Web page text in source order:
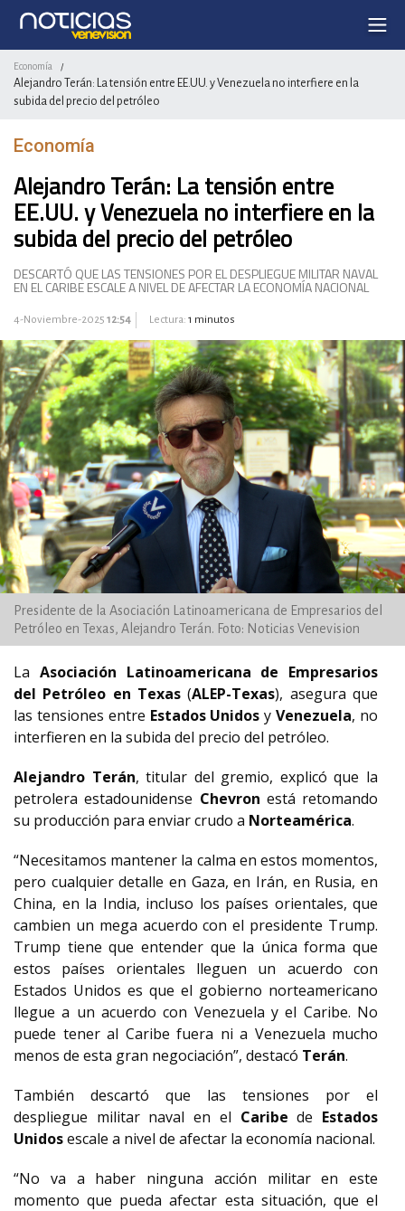
Economía /
Alejandro Terán: La tensión entre EE.UU. y Venezuela no interfiere en la
subida del precio del petróleo
Economía
Alejandro Terán: La tensión entre
EE.UU. y Venezuela no interfiere en la
subida del precio del petróleo
DESCARTÓ QUE LAS TENSIONES POR EL DESPLIEGUE MILITAR NAVAL
EN EL CARIBE ESCALE A NIVEL DE AFECTAR LA ECONOMÍA NACIONAL
4-Noviembre-2025 12:54 Lectura: 1 minutos
Presidente de la Asociación Latinoamericana de Empresarios del
Petróleo en Texas, Alejandro Terán. Foto: Noticias Venevision
La Asociación Latinoamericana de Empresarios
del Petróleo en Texas (ALEP-Texas), asegura que
las tensiones entre Estados Unidos yVenezuela, no
interfieren en la subida del precio del petróleo.
Alejandro Terán, titular del gremio, explicó que la
petrolera estadounidense Chevron está retomando
su producción para enviar crudo a Norteamérica.
“Necesitamos mantener la calma en estos momentos,
pero cualquier detalle en Gaza, en Irán, en Rusia, en
China, en la India, incluso los países orientales, que
cambien un mega acuerdo con el presidente Trump.
Trump tiene que entender que la única forma que
estos países orientales lleguen un acuerdo con
Estados Unidos es que el gobierno norteamericano
llegue a un acuerdo con Venezuela y el Caribe. No
puede tener al Caribe fuera ni a Venezuela mucho
menos de esta gran negociación”, destacó Terán.
También descartó que las tensiones por el
despliegue militar naval en el Caribe de Estados
Unidosescale a nivel de afectar la economía nacional.
“No va a haber ninguna acción militar en este
momento que pueda afectar esta situación, que el